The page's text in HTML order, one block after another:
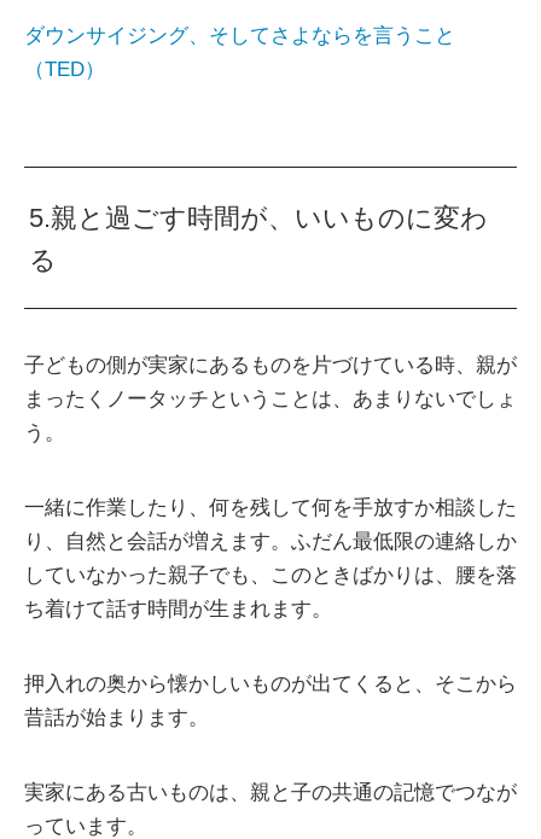
ダウンサイジング、そしてさよならを言うこと
（TED）
5.親と過ごす時間が、いいものに変わ
る
子どもの側が実家にあるものを片づけている時、親が
まったくノータッチということは、あまりないでしょ
う。
一緒に作業したり、何を残して何を手放すか相談した
り、自然と会話が増えます。ふだん最低限の連絡しか
していなかった親子でも、このときばかりは、腰を落
ち着けて話す時間が生まれます。
押入れの奥から懐かしいものが出てくると、そこから
昔話が始まります。
実家にある古いものは、親と子の共通の記憶でつなが
っています。